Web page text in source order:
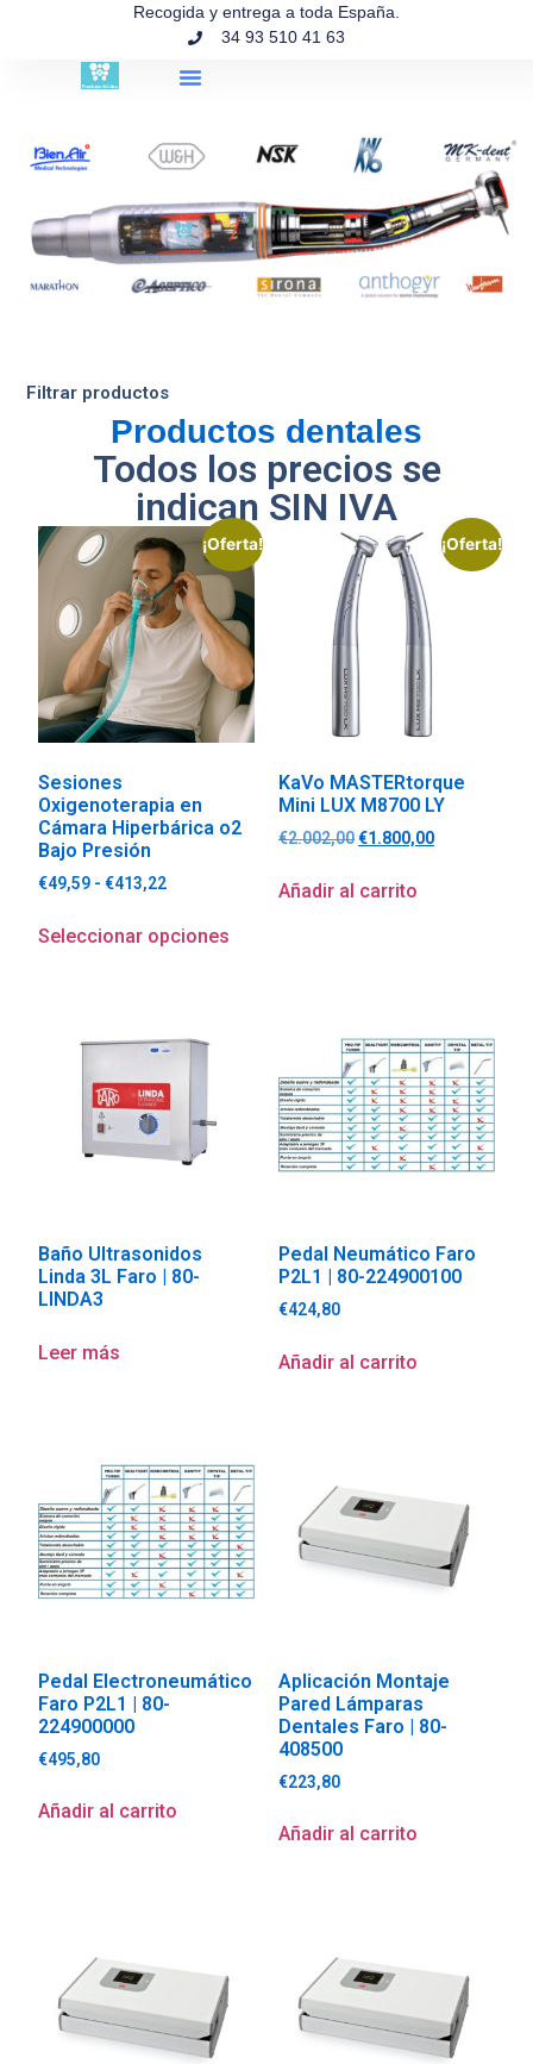
Recogida y entrega a toda España.
34 93 510 41 63
Filtrar productos
Productos dentales
Todos los precios se
indican SIN IVA
¡Oferta!
Sesiones
Oxigenoterapia en
Cámara Hiperbárica o2
Bajo Presión
€49,59 - €413,22
Seleccionar opciones
¡Oferta!
KaVo MASTERtorque
Mini LUX M8700 LY
€2.002,00€1.800,00
Añadir al carrito
Baño Ultrasonidos
Linda 3L Faro | 80-
LINDA3
Leer más
Pedal Neumático Faro
P2L1 | 80-224900100
€424,80
Añadir al carrito
Pedal Electroneumático
Faro P2L1 | 80-
224900000
€495,80
Añadir al carrito
Aplicación Montaje
Pared Lámparas
Dentales Faro | 80-
408500
€223,80
Añadir al carrito